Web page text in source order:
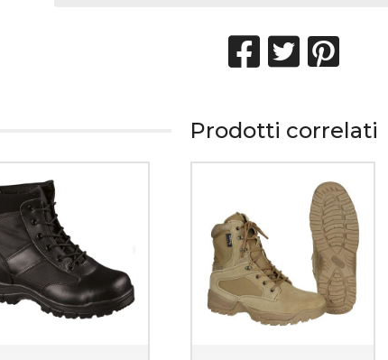
Prodotti correlati